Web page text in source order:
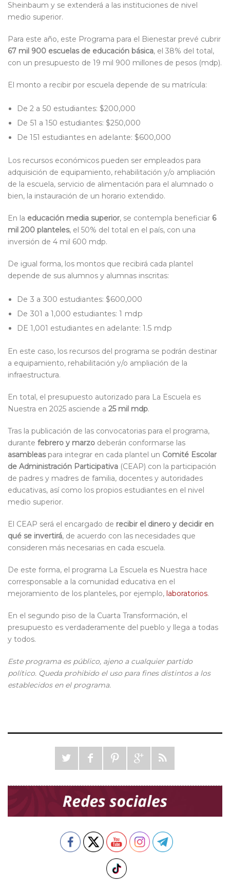
Sheinbaum y se extenderá a las instituciones de nivel
medio superior.
Para este año, este Programa para el Bienestar prevé cubrir
67 mil 900 escuelas de educación básica, el 38% del total,
con un presupuesto de 19 mil 900 millones de pesos (mdp).
El monto a recibir por escuela depende de su matrícula:
De 2 a 50 estudiantes: $200,000
De 51 a 150 estudiantes: $250,000
De 151 estudiantes en adelante: $600,000
Los recursos económicos pueden ser empleados para
adquisición de equipamiento, rehabilitación y/o ampliación
de la escuela, servicio de alimentación para el alumnado o
bien, la instauración de un horario extendido.
En la educación media superior, se contempla beneficiar 6
mil 200 planteles, el 50% del total en el país, con una
inversión de 4 mil 600 mdp.
De igual forma, los montos que recibirá cada plantel
depende de sus alumnos y alumnas inscritas:
De 3 a 300 estudiantes: $600,000
De 301 a 1,000 estudiantes: 1 mdp
DE 1,001 estudiantes en adelante: 1.5 mdp
En este caso, los recursos del programa se podrán destinar
a equipamiento, rehabilitación y/o ampliación de la
infraestructura.
En total, el presupuesto autorizado para La Escuela es
Nuestra en 2025 asciende a 25 mil mdp.
Tras la publicación de las convocatorias para el programa,
durante febrero y marzo deberán conformarse las
asambleas para integrar en cada plantel un Comité Escolar
de Administración Participativa (CEAP) con la participación
de padres y madres de familia, docentes y autoridades
educativas, así como los propios estudiantes en el nivel
medio superior.
El CEAP será el encargado de recibir el dinero y decidir en
qué se invertirá, de acuerdo con las necesidades que
consideren más necesarias en cada escuela.
De este forma, el programa La Escuela es Nuestra hace
corresponsable a la comunidad educativa en el
mejoramiento de los planteles, por ejemplo, laboratorios.
En el segundo piso de la Cuarta Transformación, el
presupuesto es verdaderamente del pueblo y llega a todas
y todos.
Este programa es público, ajeno a cualquier partido
político. Queda prohibido el uso para fines distintos a los
establecidos en el programa.